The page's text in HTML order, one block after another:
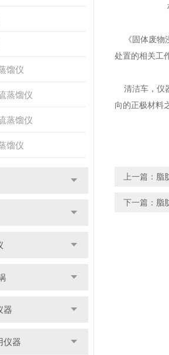
馏仪
蒸馏仪
蒸馏仪
馏仪
器
仪器
《固体废物
处置的相关工
清洁车，仪
向的正极材料
上一篇： 脂
下一篇： 脂